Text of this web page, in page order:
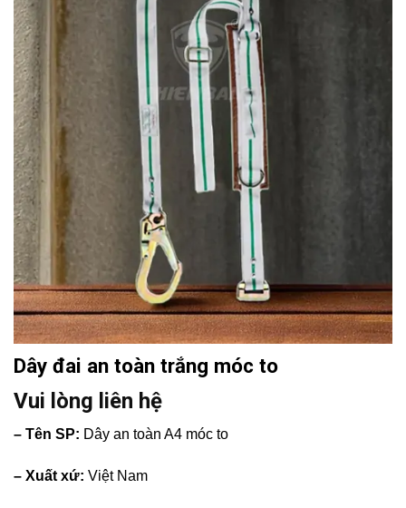
Dây đai an toàn trắng móc to
Vui lòng liên hệ
– Tên SP: Dây an toàn A4 móc to
– Xuất xứ: Việt Nam